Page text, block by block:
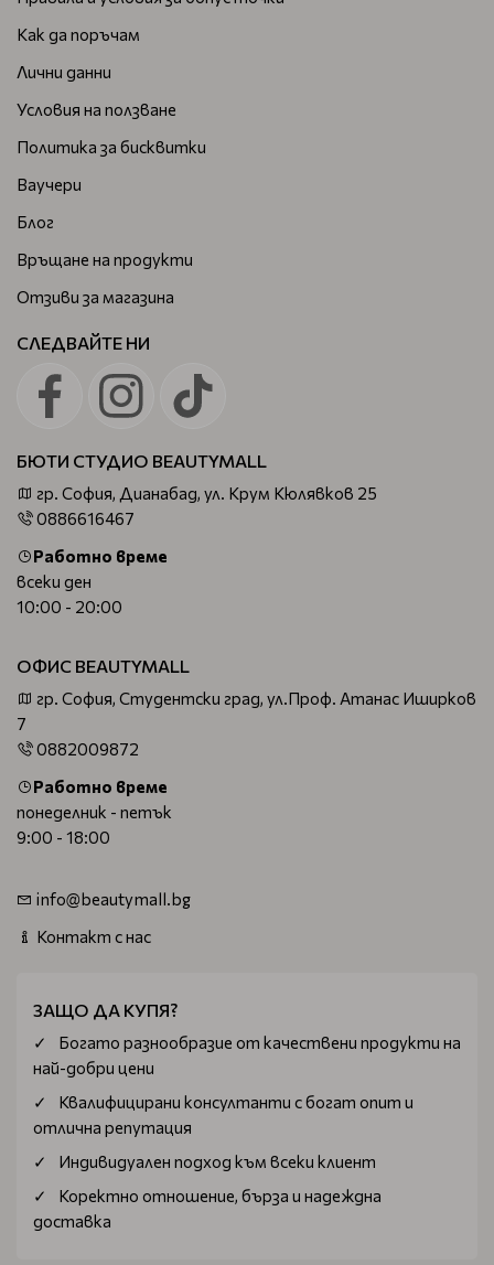
Как да поръчам
Лични данни
Условия на ползване
Политика за бисквитки
Ваучери
Блог
Връщане на продукти
Отзиви за магазина
СЛЕДВАЙТЕ НИ
БЮТИ СТУДИО BEAUTYMALL
гр. София, Дианабад, ул. Крум Кюлявков 25
0886616467
Работно време
всеки ден
10:00 - 20:00
ОФИС BEAUTYMALL
гр. София, Студентски град, ул.Проф. Атанас Иширков
7
0882009872
Работно време
понеделник - петък
9:00 - 18:00
info@beautymall.bg
Контакт с нас
ЗАЩО ДА КУПЯ?
Богатo разнообразие от качествени продукти на
най-добри цени
Квалифицирани консултанти с богат опит и
отлична репутация
Индивидуален подход към всеки клиент
Коректно отношение, бърза и надеждна
доставка